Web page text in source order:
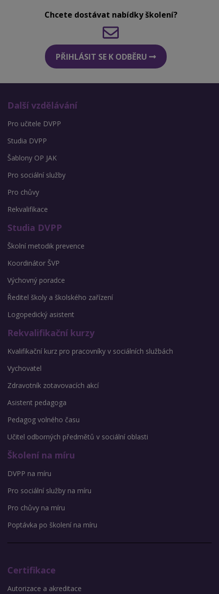
Chcete dostávat nabídky školení?
PŘIHLÁSIT SE K ODBĚRU
Další vzdělávání
Pro učitele DVPP
Studia DVPP
Šablony OP JAK
Pro sociální služby
Pro chůvy
Rekvalifikace
Studia DVPP
Školní metodik prevence
Koordinátor ŠVP
Výchovný poradce
Ředitel školy a školského zařízení
Logopedický asistent
Rekvalifikační kurzy
Kvalifikační kurz pro pracovníky v sociálních službách
Vychovatel
Zdravotník zotavovacích akcí
Asistent pedagoga
Pedagog volného času
Učitel odborných předmětů v sociální oblasti
Školení na míru
DVPP na míru
Pro sociální služby na míru
Pro chůvy na míru
Poptávka po školení na míru
Certifikace
Autorizace a akreditace